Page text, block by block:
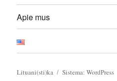
Apie mus
Lituani(sti)ka Sistema: WordPress